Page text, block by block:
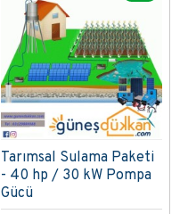
Tarımsal Sulama Paketi
- 40 hp / 30 kW Pompa
Gücü